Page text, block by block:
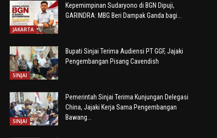
JAKARTA
Kepemimpinan Sudaryono di BGN Dipuji,
GARINDRA: MBG Beri Dampak Ganda bagi...
SINJAI
Bupati Sinjai Terima Audiensi PT GGF, Jajaki
Pengembangan Pisang Cavendish
SINJAI
Pemerintah Sinjai Terima Kunjungan Delegasi
China, Jajaki Kerja Sama Pengembangan
Bawang...